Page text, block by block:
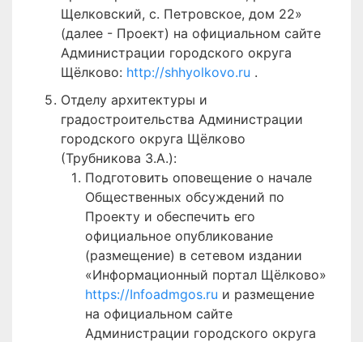
Щелковский, с. Петровское, дом 22»
(далее - Проект) на официальном сайте
Администрации городского округа
Щёлково: http://shhyolkovo.ru .
Отделу архитектуры и
градостроительства Администрации
городского округа Щёлково
(Трубникова З.А.):
Подготовить оповещение о начале
Общественных обсуждений по
Проекту и обеспечить его
официальное опубликование
(размещение) в сетевом издании
«Информационный портал Щёлково»
https://Infoadmgos.ru и размещение
на официальном сайте
Администрации городского округа